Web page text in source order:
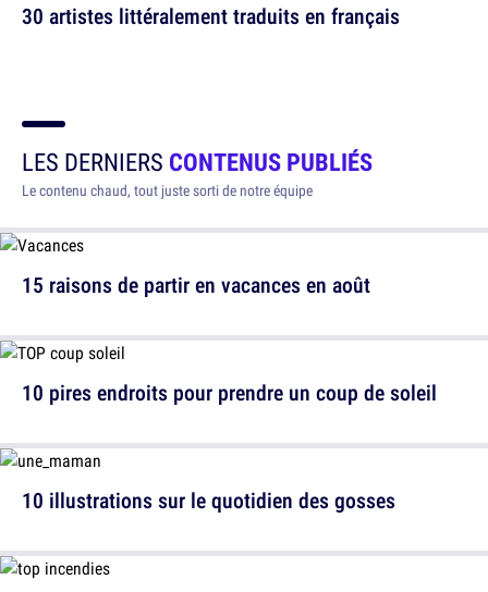
30 artistes littéralement traduits en français
LES DERNIERS CONTENUS PUBLIÉS
Le contenu chaud, tout juste sorti de notre équipe
15 raisons de partir en vacances en août
10 illustrations sur le quotidien des gosses
10 pires endroits pour prendre un coup de soleil